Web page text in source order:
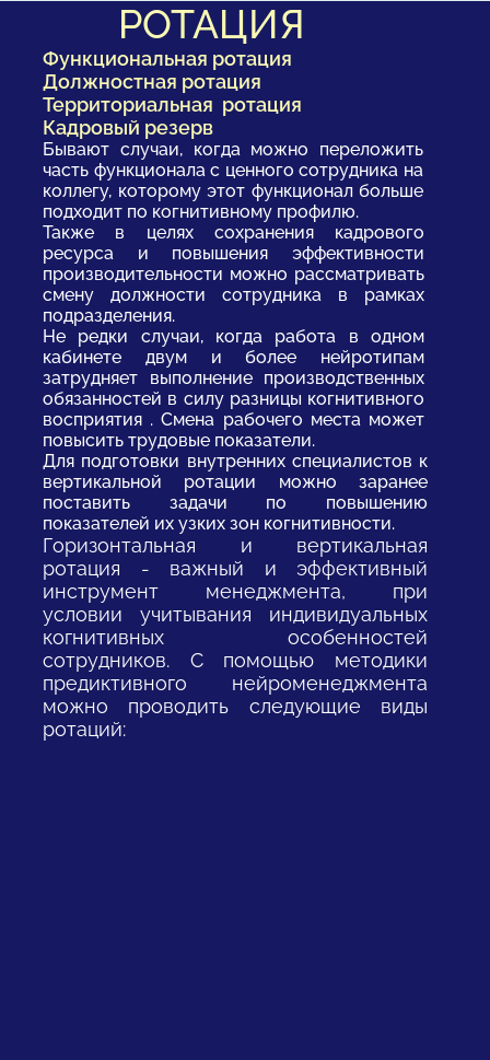
РОТАЦИЯ
Функциональная ротация
Должностная ротация
Территориальная ротация
Кадровый резерв
Бывают случаи, когда можно переложить
часть функционала с ценного сотрудника на
коллегу, которому этот функционал больше
подходит по когнитивному профилю.
Также в целях сохранения кадрового
ресурса и повышения эффективности
производительности можно рассматривать
смену должности сотрудника в рамках
подразделения.
Не редки случаи, когда работа в одном
кабинете двум и более нейротипам
затрудняет выполнение производственных
обязанностей в силу разницы когнитивного
восприятия . Смена рабочего места может
повысить трудовые показатели.
Для подготовки внутренних специалистов к
вертикальной ротации можно заранее
поставить задачи по повышению
показателей их узких зон когнитивности.
Горизонтальная и вертикальная
ротация - важный и эффективный
инструмент менеджмента, при
условии учитывания индивидуальных
когнитивных особенностей
сотрудников. С помощью методики
предиктивного нейроменеджмента
можно проводить следующие виды
ротаций: